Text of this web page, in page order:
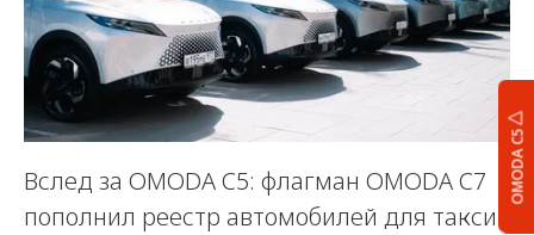
OMODA C5
Вслед за OMODA C5: флагман OMODA C7
пополнил реестр автомобилей для такси